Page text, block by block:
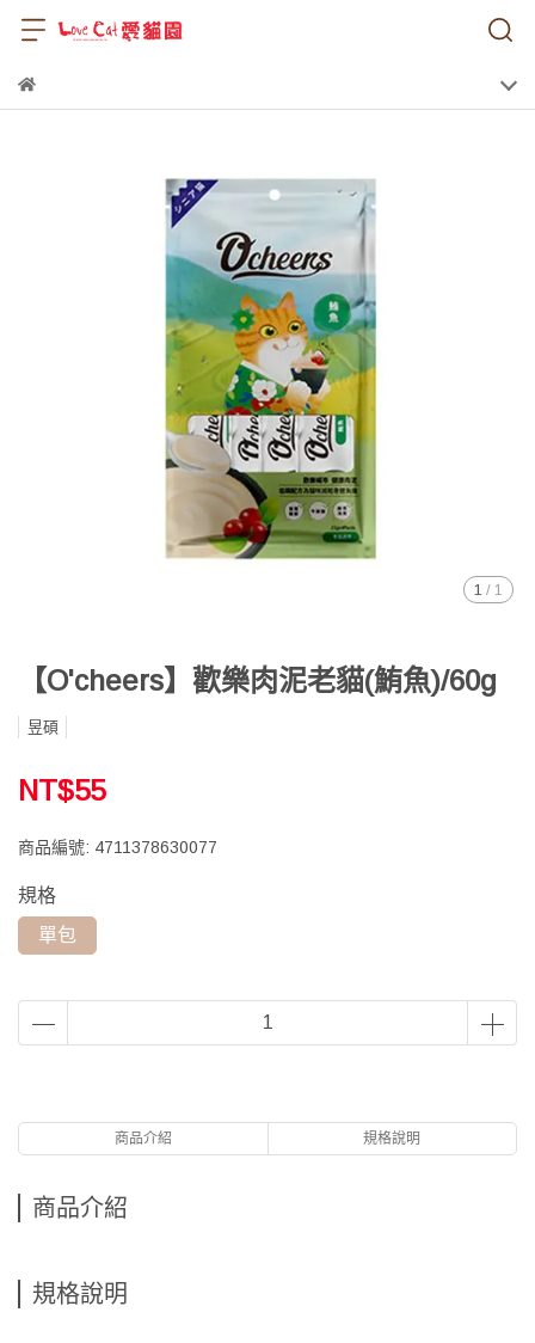
1 / 1
【O'cheers】歡樂肉泥老貓(鮪魚)/60g
昱碩
NT$55
商品編號: 4711378630077
規格
單包
商品介紹 規格說明
商品介紹
規格說明